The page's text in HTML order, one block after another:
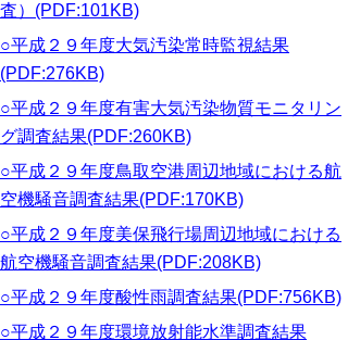
査）(PDF:101KB)
○平成２９年度大気汚染常時監視結果
(PDF:276KB)
○平成２９年度有害大気汚染物質モニタリン
グ調査結果(PDF:260KB)
○平成２９年度鳥取空港周辺地域における航
空機騒音調査結果(PDF:170KB)
○平成２９年度美保飛行場周辺地域における
航空機騒音調査結果(PDF:208KB)
○平成２９年度酸性雨調査結果(PDF:756KB)
○平成２９年度環境放射能水準調査結果